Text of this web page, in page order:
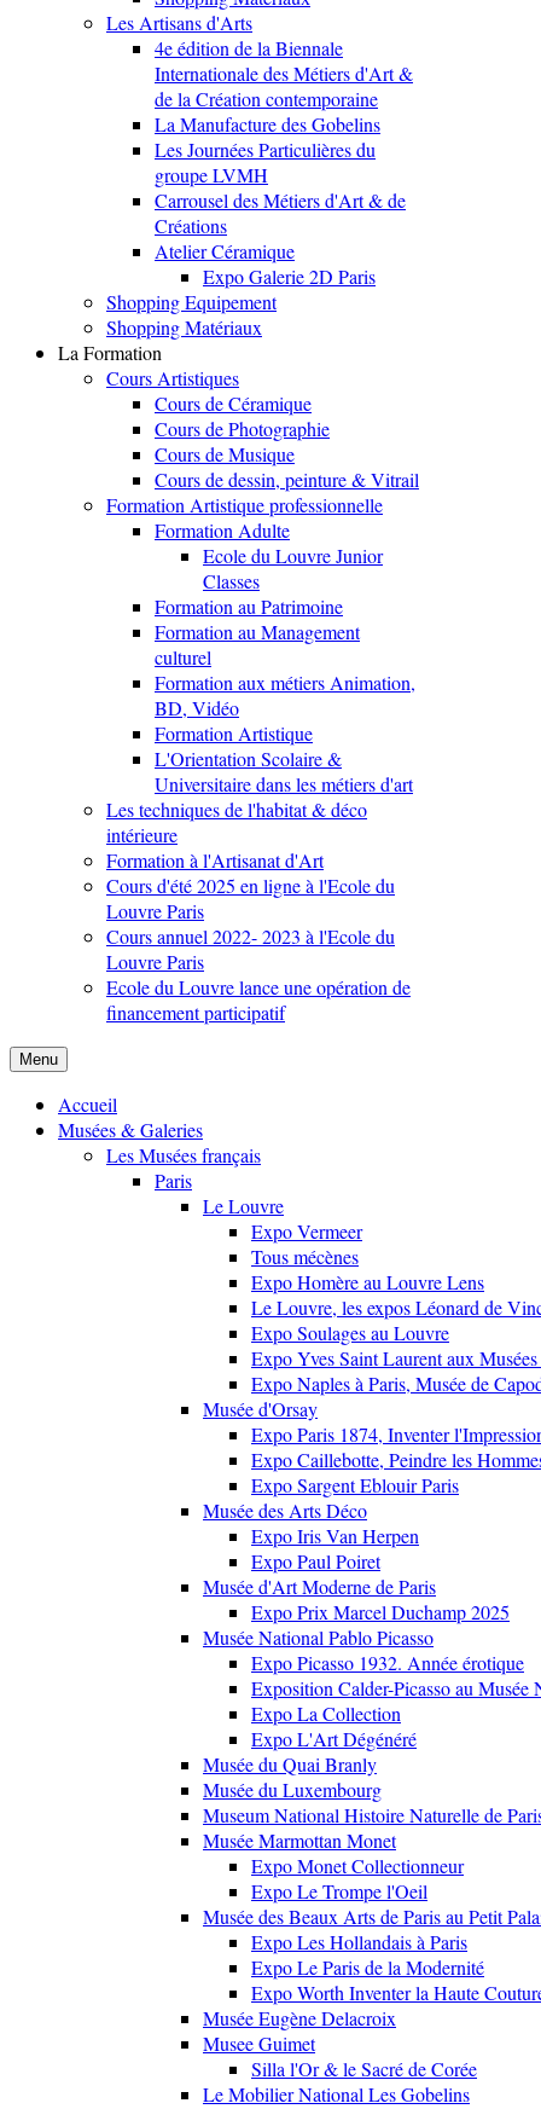
Les Artisans d'Arts
4e édition de la Biennale
Internationale des Métiers d'Art &
de la Création contemporaine
La Manufacture des Gobelins
Les Journées Particulières du
groupe LVMH
Carrousel des Métiers d'Art & de
Créations
Atelier Céramique
Expo Galerie 2D Paris
Shopping Equipement
Shopping Matériaux
La Formation
Cours Artistiques
Cours de Céramique
Cours de Photographie
Cours de Musique
Cours de dessin, peinture & Vitrail
Formation Artistique professionnelle
Formation Adulte
Ecole du Louvre Junior
Classes
Formation au Patrimoine
Formation au Management
culturel
Formation aux métiers Animation,
BD, Vidéo
Formation Artistique
L'Orientation Scolaire &
Universitaire dans les métiers d'art
Les techniques de l'habitat & déco
intérieure
Formation à l'Artisanat d'Art
Cours d'été 2025 en ligne à l'Ecole du
Louvre Paris
Cours annuel 2022- 2023 à l'Ecole du
Louvre Paris
Ecole du Louvre lance une opération de
financement participatif
Menu
Accueil
Musées & Galeries
Les Musées français
Paris
Le Louvre
Expo Vermeer
Tous mécènes
Expo Homère au Louvre Lens
Le Louvre, les expos Léonard de
Expo Soulages au Louvre
Expo Yves Saint Laurent aux
Expo Naples à Paris, Musée de
Musée d'Orsay
Expo Paris 1874, Inventer
Expo Caillebotte, Peindre les
Expo Sargent Eblouir Paris
Musée des Arts Déco
Expo Iris Van Herpen
Expo Paul Poiret
Musée d'Art Moderne de Paris
Expo Prix Marcel Duchamp 2025
Musée National Pablo Picasso
Expo Picasso 1932. Année érotique
Exposition Calder-Picasso au Musée
Expo La Collection
Expo L'Art Dégénéré
Musée du Quai Branly
Musée du Luxembourg
Museum National Histoire Naturelle de
Musée Marmottan Monet
Expo Monet Collectionneur
Expo Le Trompe l'Oeil
Musée des Beaux Arts de Paris au Petit
Expo Les Hollandais à Paris
Expo Le Paris de la Modernité
Expo Worth Inventer la Haute
Musée Eugène Delacroix
Musee Guimet
Silla l'Or & le Sacré de Corée
Le Mobilier National Les Gobelins